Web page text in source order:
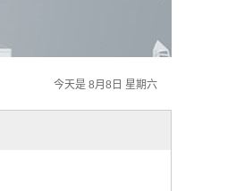
今天是 8月8日 星期六